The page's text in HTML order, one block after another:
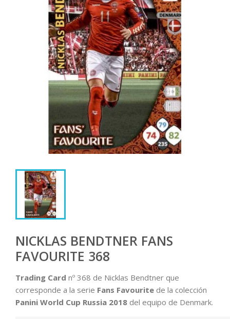
NICKLAS BENDTNER FANS
FAVOURITE 368
Trading Card nº 368 de Nicklas Bendtner que
corresponde a la serie Fans Favourite de la colección
Panini World Cup Russia 2018 del equipo de Denmark.